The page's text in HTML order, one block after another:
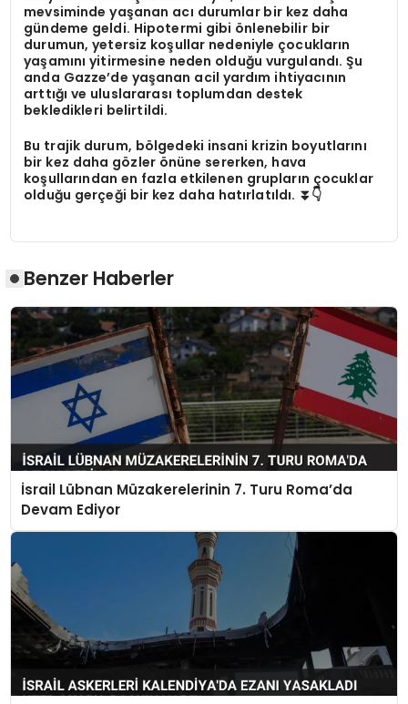
mevsiminde yaşanan acı durumlar bir kez daha
gündeme geldi. Hipotermi gibi önlenebilir bir
durumun, yetersiz koşullar nedeniyle çocukların
yaşamını yitirmesine neden olduğu vurgulandı. Şu
anda Gazze’de yaşanan acil yardım ihtiyacının
arttığı ve uluslararası toplumdan destek
bekledikleri belirtildi.
Bu trajik durum, bölgedeki insani krizin boyutlarını
bir kez daha gözler önüne sererken, hava
koşullarından en fazla etkilenen grupların çocuklar
olduğu gerçeği bir kez daha hatırlatıldı. ⏬👇
Benzer Haberler
İsrail Lübnan Müzakerelerinin 7. Turu Roma’da
Devam Ediyor